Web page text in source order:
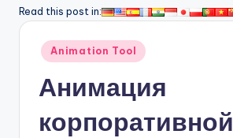
a
Read this post in:
Опубликовано
Animation Tool
Анимация
корпоративной